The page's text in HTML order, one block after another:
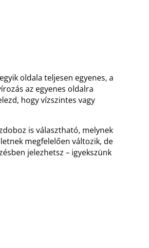
oldala teljesen egyenes, a
az egyenes oldalra
hogy vízszintes vagy
is választható, melynek
megfelelően változik, de
jelezhetsz – igyekszünk